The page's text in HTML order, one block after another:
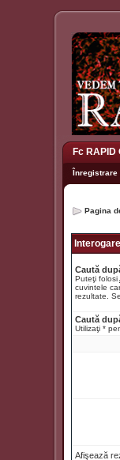
Fc
Înregistrare
Pagina
Caută
Puteţi folosi
cuvintele
rezultate.
Caută
Utilizaţi *
Afişează